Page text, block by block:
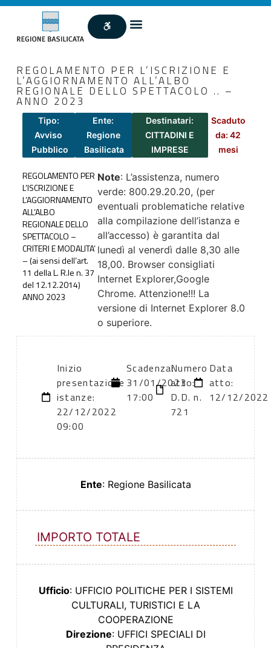
REGOLAMENTO PER L’ISCRIZIONE E
L’AGGIORNAMENTO ALL’ALBO
REGIONALE DELLO SPETTACOLO .. –
ANNO 2023
Tipo:
Avviso
Pubblico
Ente:
Regione
Basilicata
Destinatari:
CITTADINI E
IMPRESE
Scaduto
da: 42
mesi
REGOLAMENTO PER
L’ISCRIZIONE E
L’AGGIORNAMENTO
ALL’ALBO
REGIONALE DELLO
SPETTACOLO –
CRITERI E MODALITA’
– (ai sensi dell’art.
11 della L. R.le n. 37
del 12.12.2014)
ANNO 2023
Note: L’assistenza, numero
verde: 800.29.20.20, (per
eventuali problematiche relative
alla compilazione dell’istanza e
all’accesso) è garantita dal
lunedì al venerdì dalle 8,30 alle
18,00. Browser consigliati
Internet Explorer,Google
Chrome. Attenzione!!! La
versione di Internet Explorer 8.0
o superiore.
Inizio
presentazione
istanze:
22/12/2022
09:00
Scadenza:
31/01/2023
17:00
Numero
atto:
D.D. n.
721
Data
atto:
12/12/2022
Ente: Regione Basilicata
IMPORTO TOTALE
Ufficio: UFFICIO POLITICHE PER I SISTEMI
CULTURALI, TURISTICI E LA
COOPERAZIONE
Direzione: UFFICI SPECIALI DI